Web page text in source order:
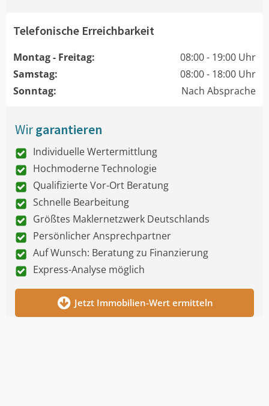
Telefonische Erreichbarkeit
Montag - Freitag:
08:00 - 19:00 Uhr
Samstag:
08:00 - 18:00 Uhr
Sonntag:
Nach Absprache
Wirgarantieren
Individuelle Wertermittlung
Hochmoderne Technologie
Qualifizierte Vor-Ort Beratung
Schnelle Bearbeitung
Größtes Maklernetzwerk Deutschlands
Persönlicher Ansprechpartner
Auf Wunsch: Beratung zu Finanzierung
Express-Analyse möglich
Jetzt Immobilien-Wert ermitteln